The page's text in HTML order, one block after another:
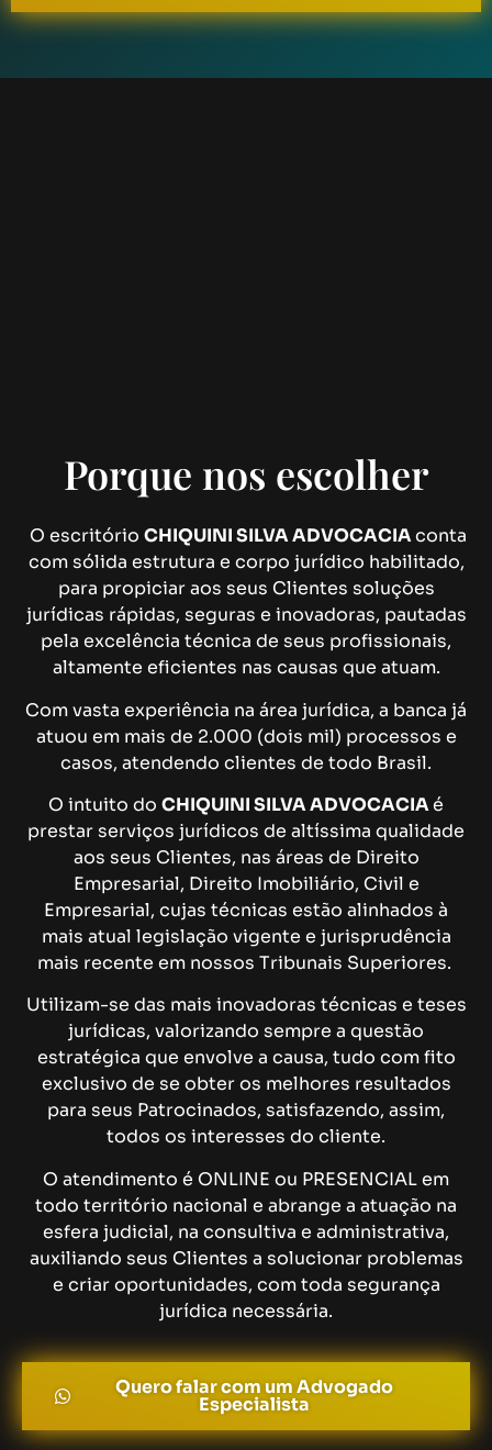
Porque nos escolher
O escritório CHIQUINI SILVA ADVOCACIAconta
com sólida estrutura e corpo jurídico habilitado,
para propiciar aos seus Clientes soluções
jurídicas rápidas, seguras e inovadoras, pautadas
pela excelência técnica de seus profissionais,
altamente eficientes nas causas que atuam.
Com vasta experiência na área jurídica, a banca já
atuou em mais de 2.000 (dois mil) processos e
casos, atendendo clientes de todo Brasil.
O intuito do CHIQUINI SILVA ADVOCACIAé
prestar serviços jurídicos de altíssima qualidade
aos seus Clientes, nas áreas de Direito
Empresarial, Direito Imobiliário, Civil e
Empresarial, cujas técnicas estão alinhados à
mais atual legislação vigente e jurisprudência
mais recente em nossos Tribunais Superiores.
Utilizam-se das mais inovadoras técnicas e teses
jurídicas, valorizando sempre a questão
estratégica que envolve a causa, tudo com fito
exclusivo de se obter os melhores resultados
para seus Patrocinados, satisfazendo, assim,
todos os interesses do cliente.
O atendimento é ONLINE ou PRESENCIAL em
todo território nacional e abrange a atuação na
esfera judicial, na consultiva e administrativa,
auxiliando seus Clientes a solucionar problemas
e criar oportunidades, com toda segurança
jurídica necessária.
Quero falar com um Advogado
Especialista